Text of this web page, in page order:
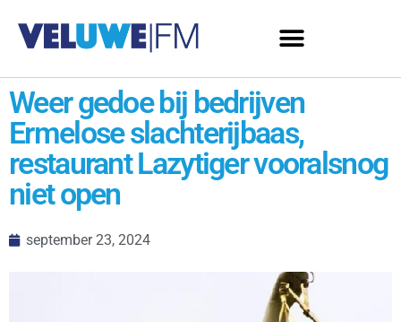
Weer gedoe bij bedrijven
Ermelose slachterijbaas,
restaurant Lazytiger vooralsnog
niet open
september 23, 2024